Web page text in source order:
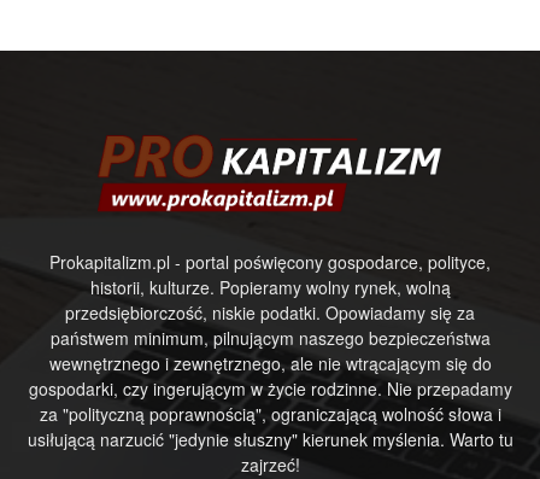
Prokapitalizm.pl - portal poświęcony gospodarce, polityce,
historii, kulturze. Popieramy wolny rynek, wolną
przedsiębiorczość, niskie podatki. Opowiadamy się za
państwem minimum, pilnującym naszego bezpieczeństwa
wewnętrznego i zewnętrznego, ale nie wtrącającym się do
gospodarki, czy ingerującym w życie rodzinne. Nie przepadamy
za "polityczną poprawnością", ograniczającą wolność słowa i
usiłującą narzucić "jedynie słuszny" kierunek myślenia. Warto tu
zajrzeć!